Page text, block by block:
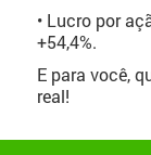
• Lucro por
+54,4%.
E para você,
real!